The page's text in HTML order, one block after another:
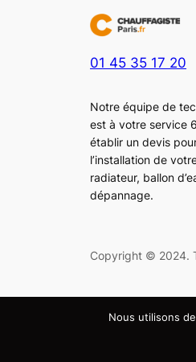
01 45 35 17 20
Notre équipe de
est à votre service
établir un devis
l’installation de
radiateur, ballon
dépannage.
Copyright © 2024.
Nous utilisons